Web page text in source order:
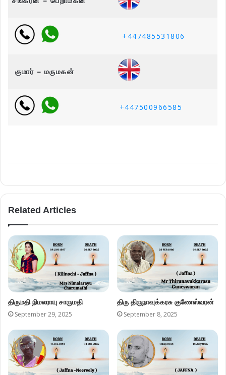
+447485531806
குமார் – மருமகன்
+447500966585
Related Articles
திருமதி நிமலராயு சாருமதி
September 29, 2025
திரு திருநாவுக்கரசு குணேஸ்வரன்
September 8, 2025